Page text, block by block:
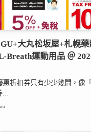
大丸松坂屋+札幌
Breath運動用品 ＠
折扣券只有少少幾間，像